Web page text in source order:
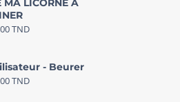
MA LICORNE A
TND
- Beurer
TND